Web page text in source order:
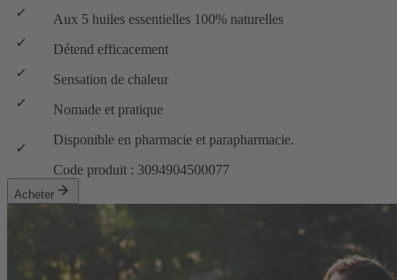
Aux 5 huiles essentielles 100% naturelles
Détend efficacement
Sensation de chaleur
Nomade et pratique
Disponible en pharmacie et parapharmacie.
Code produit : 3094904500077
Acheter